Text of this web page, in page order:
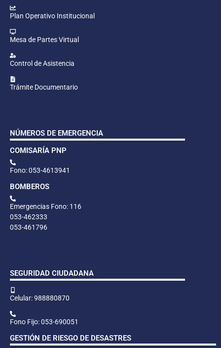
Plan Operativo Institucional
Mesa de Partes Virtual
Control de Asistencia
Trámite Documentario
NÚMEROS DE EMERGENCIA
COMISARÍA PNP
Fono: 053-4613941
BOMBEROS
Emergencias Fono: 116
053-462333
053-461796
SEGURIDAD CIUDADANA
Celular: 988880870
Fono Fijo: 053-690051
GESTIÓN DE RIESGO DE DESASTRES